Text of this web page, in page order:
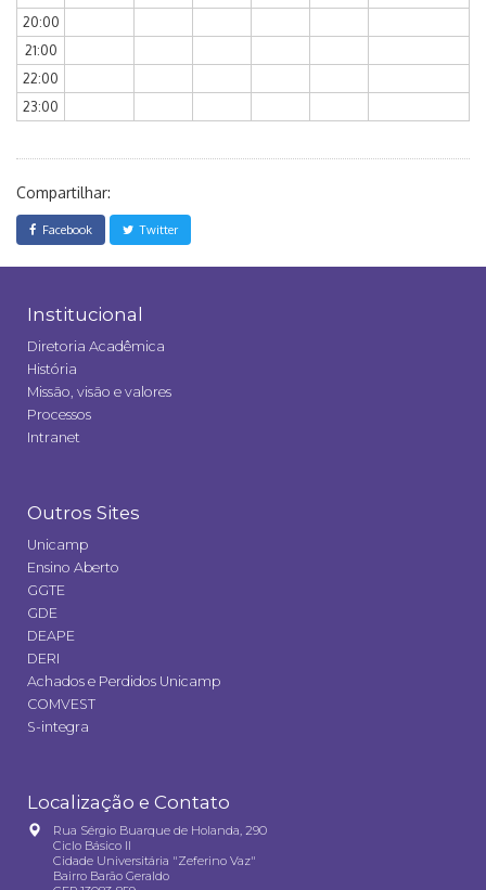
20:00
21:00
22:00
23:00
Compartilhar:
Facebook Twitter
Institucional
Diretoria Acadêmica
História
Missão, visão e valores
Processos
Intranet
Outros Sites
Unicamp
Ensino Aberto
GGTE
GDE
DEAPE
DERI
Achados e Perdidos Unicamp
COMVEST
S-integra
Localização e Contato
Rua Sérgio Buarque de Holanda, 290
Ciclo Básico II
Cidade Universitária "Zeferino Vaz"
Bairro Barão Geraldo